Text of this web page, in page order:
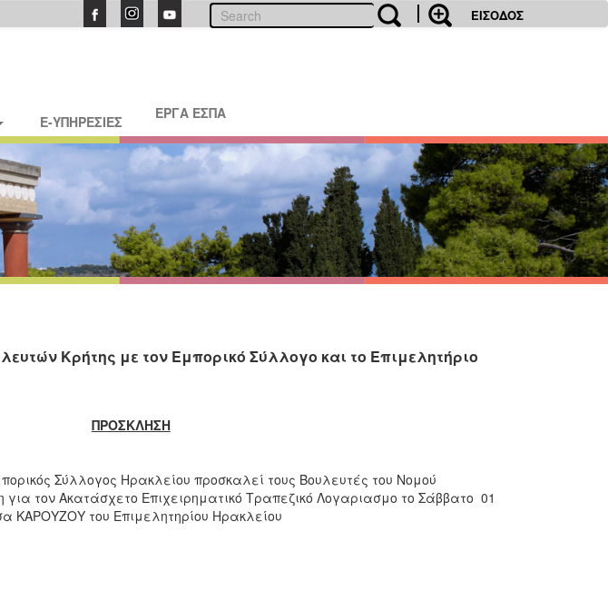
ΕΙΣΟΔΟΣ
E-ΥΠΗΡΕΣΙΕΣ ΕΡΓΑ ΕΣΠΑ
Κρήτης με τον Εμπορικό Σύλλογο και το Επιμελητήριο
ΠΡΟΣΚΛΗΣΗ
Σύλλογος Ηρακλείου προσκαλεί τους Βουλευτές του Νομού
τον Ακατάσχετο Επιχειρηματικό Τραπεζικό Λογαριασμο το Σάββατο 01
ΚΑΡΟΥΖΟΥ του Επιμελητηρίου Ηρακλείου